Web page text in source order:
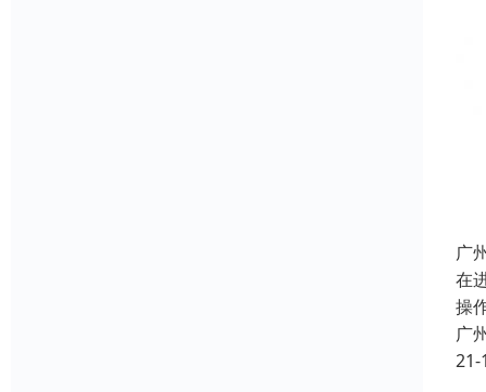
广
在
操
广
21-